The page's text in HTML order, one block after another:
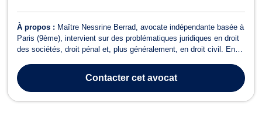
À propos : Maître Nessrine Berrad, avocate indépendante basée à
Paris (9ème), intervient sur des problématiques juridiques en droit
des sociétés, droit pénal et, plus généralement, en droit civil. En
à toutes les étapes de la vie de leur entreprise, de la création et ...
Contactercet avocat